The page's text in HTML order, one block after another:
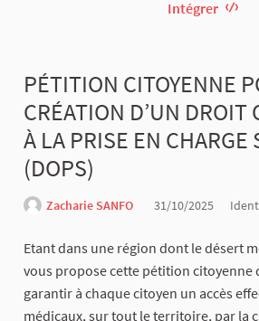
Intégrer
PÉTITION CITOYENNE
CRÉATION D’UN DROIT
À LA PRISE EN CHARGE
(DOPS)
Zacharie SANFO 31/10/2025
Etant dans une région dont le désert
vous propose cette pétition citoyenne
garantir à chaque citoyen un accès
médicaux, sur tout le territoire, par la